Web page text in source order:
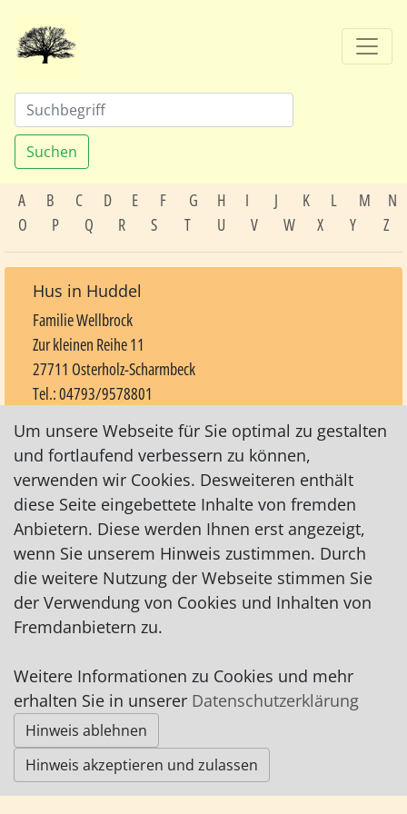
Suchen
A B C D E F G H I J K L M
N
O
P Q R S T U V W X Y Z
Hus in Huddel
Familie Wellbrock
Zur kleinen Reihe 11
27711 Osterholz-Scharmbeck
Tel.: 04793/9578801
wellbrock-hambergen@t-online.de
Impressum|Datenschutz|AGB
Um unsere Webseite für Sie optimal zu gestalten
und fortlaufend verbessern zu können,
verwenden wir Cookies. Desweiteren enthält
diese Seite eingebettete Inhalte von fremden
Anbietern. Diese werden Ihnen erst angezeigt,
wenn Sie unserem Hinweis zustimmen. Durch
die weitere Nutzung der Webseite stimmen Sie
der Verwendung von Cookies und Inhalten von
Fremdanbietern zu.
Weitere Informationen zu Cookies und mehr
erhalten Sie in unserer Datenschutzerklärung
Hinweis ablehnen
Hinweis akzeptieren und zulassen